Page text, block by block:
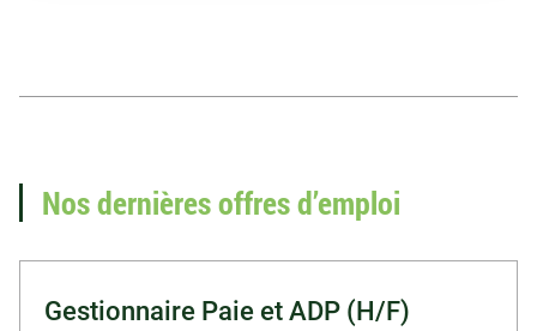
Nos dernières offres d’emploi
Gestionnaire Paie et ADP (H/F)